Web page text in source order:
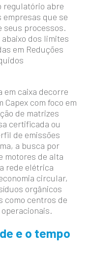
regulatório abre
empresas que se
seus processos.
dos limites
em Reduções
em caixa decorre
com foco em
de matrizes
certificada ou
de emissões
a busca por
motores de alta
rede elétrica
circular,
orgânicos
como centros de
e o tempo